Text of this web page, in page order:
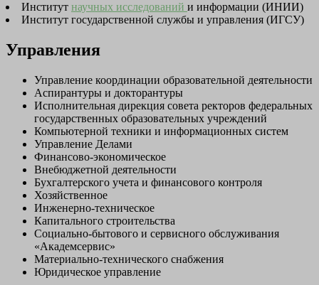
Институт научных исследований и информации (ИНИИ)
Институт государственной службы и управления (ИГСУ)
Управления
Управление координации образовательной деятельности
Аспирантуры и докторантуры
Исполнительная дирекция совета ректоров федеральных
государственных образовательных учреждений
Компьютерной техники и информационных систем
Управление Делами
Финансово-экономическое
Внебюджетной деятельности
Бухгалтерского учета и финансового контроля
Хозяйственное
Инженерно-техническое
Капитального строительства
Социально-бытового и сервисного обслуживания
«Академсервис»
Материально-технического снабжения
Юридическое управление